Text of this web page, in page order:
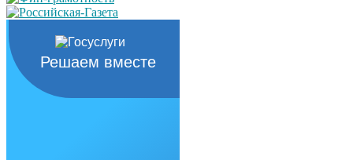
Решаем вместе